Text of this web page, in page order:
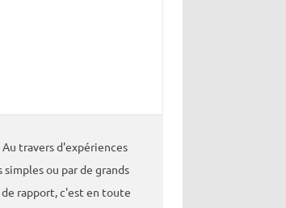
travers d'expériences
ou par de grands
rapport, c'est en toute